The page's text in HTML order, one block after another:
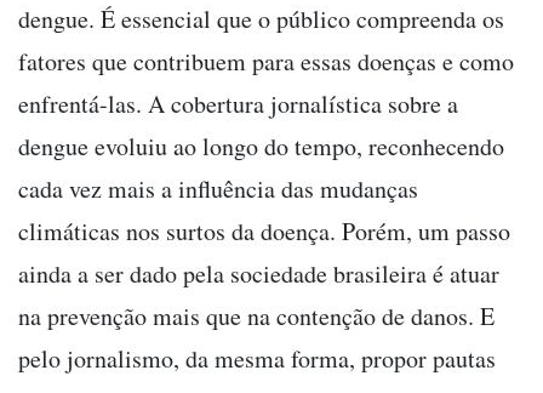
dengue. É essencial que o público compreenda os
fatores que contribuem para essas doenças e como
enfrentá-las. A cobertura jornalística sobre a
dengue evoluiu ao longo do tempo, reconhecendo
cada vez mais a influência das mudanças
climáticas nos surtos da doença. Porém, um passo
ainda a ser dado pela sociedade brasileira é atuar
na prevenção mais que na contenção de danos. E
pelo jornalismo, da mesma forma, propor pautas